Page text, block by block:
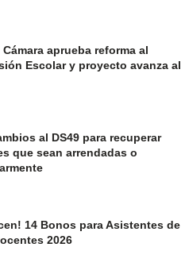
aprueba reforma al
Escolar y proyecto avanza al
al DS49 para recuperar
que sean arrendadas o
14 Bonos para Asistentes de
2026